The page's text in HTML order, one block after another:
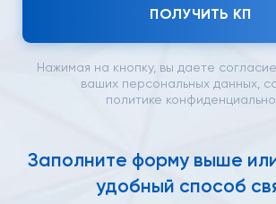
ПОЛУЧИТЬ КП
Нажимая на кнопку, вы даете
ваших персональных данных,
политике
Заполните форму выше
удобный способ